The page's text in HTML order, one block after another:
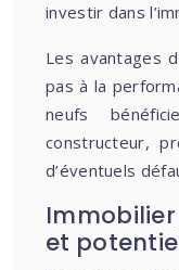
investir dans
Les avantages
pas à la
neufs
constructeur,
d’éventuels
et